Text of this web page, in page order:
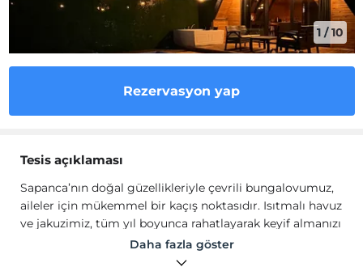
1 /10
Rezervasyon yap
Tesis açıklaması
Sapanca’nın doğal güzellikleriyle çevrili bungalovumuz,
aileler için mükemmel bir kaçış noktasıdır. Isıtmalı havuz
ve jakuzimiz, tüm yıl boyunca rahatlayarak keyif almanızı
sağlarken, özel anlarınızı daha da unutulmaz kılar.
Modern ve şık tasarımıyla ferah bir atmosfer sunan
Daha fazla göster